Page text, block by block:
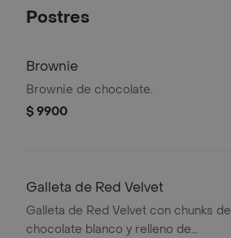
Postres
Brownie
Brownie de chocolate.
$ 9900
Galleta de Red Velvet
Galleta de Red Velvet con chunks de
chocolate blanco y relleno de